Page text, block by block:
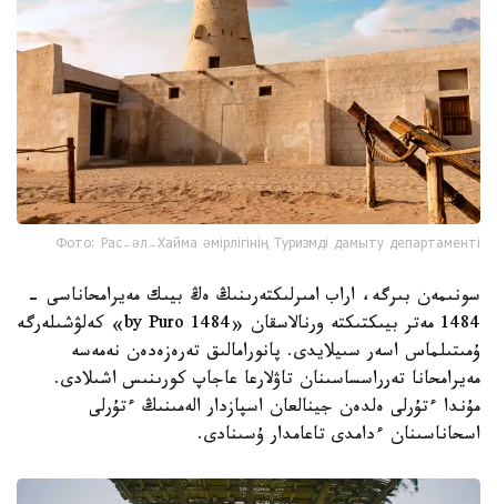
Фото: Рас-әл-Хайма әмірлігінің Туризмді дамыту департаменті
سونىمەن بىرگە، اراب امىرلىكتەرىنىڭ ەڭ بيىك مەيرامحاناسى -
1484 مەتر بيىكتىكتە ورنالاسقان «1484 by Puro» كەلۋشىلەرگە
ۇمىتىلماس اسەر سىيلايدى. پانورامالىق تەرەزەدەن نەمەسە
مەيرامحانا تەرراسساسىنان تاۋلارعا عاجاپ كورىنىس اشىلادى.
مۇندا ءتۇرلى ەلدەن جينالعان اسپازدار الەمىنىڭ ءتۇرلى
اسحاناسىنان ءدامدى تاعامدار ۇسىنادى.